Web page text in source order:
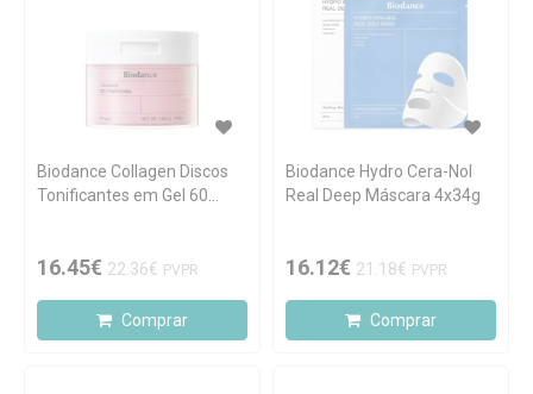
Biodance Collagen Discos
Tonificantes em Gel 60
16.45€ 22.36€ PVPR
Comprar
Biodance Hydro Cera-Nol
Real Deep Máscara 4x34g
16.12€ 21.18€ PVPR
Comprar